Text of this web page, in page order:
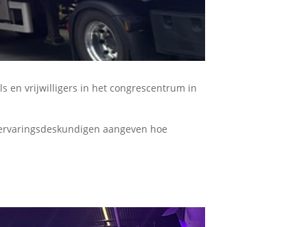
en vrijwilligers in het congrescentrum in
aangeven hoe